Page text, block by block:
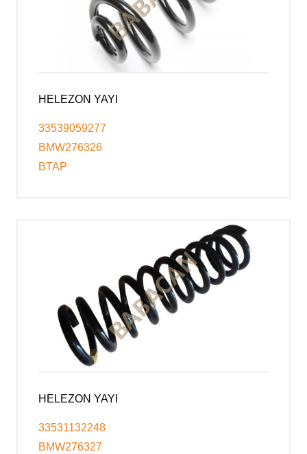
HELEZON YAYI
33539059277
BMW276326
BTAP
HELEZON YAYI
33531132248
BMW276327